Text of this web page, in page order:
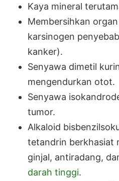
Kaya mineral
Membersihkan
karsinogen
kanker).
Senyawa dimetil
mengendurkan otot.
Senyawa
tumor.
Alkaloid
tetandrin berkhasiat
ginjal, antiradang,
darah tinggi.